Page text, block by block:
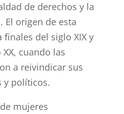
de derechos y la
El origen de esta
del siglo XIX y
cuando las
a reivindicar sus
y políticos.
mujeres